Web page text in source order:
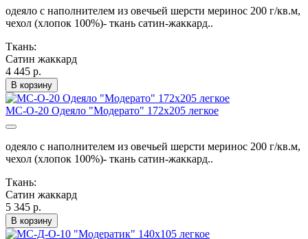
одеяло с наполнителем из овечьей шерсти меринос 200 г/кв.м,
чехол (хлопок 100%)- ткань сатин-жаккард..
Ткань:
Сатин жаккард
4 445 р.
В корзину
МС-О-20 Одеяло "Модерато" 172х205 легкое
одеяло с наполнителем из овечьей шерсти меринос 200 г/кв.м,
чехол (хлопок 100%)- ткань сатин-жаккард..
Ткань:
Сатин жаккард
5 345 р.
В корзину